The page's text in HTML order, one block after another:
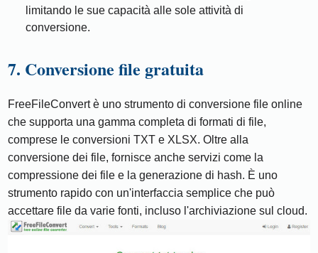
limitando le sue capacità alle sole attività di
conversione.
7. Conversione file gratuita
FreeFileConvert è uno strumento di conversione file online
che supporta una gamma completa di formati di file,
comprese le conversioni TXT e XLSX. Oltre alla
conversione dei file, fornisce anche servizi come la
compressione dei file e la generazione di hash. È uno
strumento rapido con un'interfaccia semplice che può
accettare file da varie fonti, incluso l'archiviazione sul cloud.